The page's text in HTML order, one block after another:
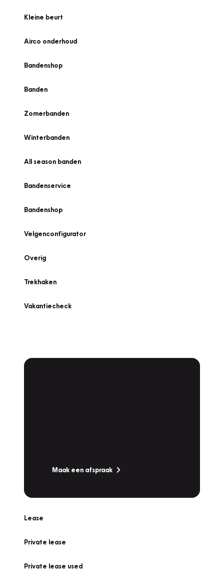
Kleine beurt
Airco onderhoud
Bandenshop
Banden
Zomerbanden
Winterbanden
All season banden
Bandenservice
Bandenshop
Velgenconfigurator
Overig
Trekhaken
Vakantiecheck
Maak een afspraak
Lease
Private lease
Private lease used